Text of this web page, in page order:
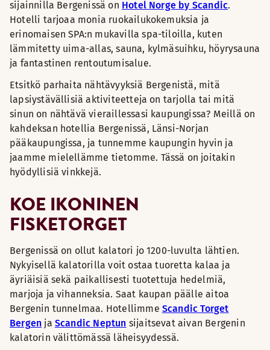
sijainnilla Bergenissä on Hotel Norge by Scandic.
Hotelli tarjoaa monia ruokailukokemuksia ja
erinomaisen SPA:n mukavilla spa-tiloilla, kuten
lämmitetty uima-allas, sauna, kylmäsuihku, höyrysauna
ja fantastinen rentoutumisalue.
Etsitkö parhaita nähtävyyksiä Bergenistä, mitä
lapsiystävällisiä aktiviteetteja on tarjolla tai mitä
sinun on nähtävä vieraillessasi kaupungissa? Meillä on
kahdeksan hotellia Bergenissä, Länsi-Norjan
pääkaupungissa, ja tunnemme kaupungin hyvin ja
jaamme mielellämme tietomme. Tässä on joitakin
hyödyllisiä vinkkejä.
KOE IKONINEN
FISKETORGET
Bergenissä on ollut kalatori jo 1200-luvulta lähtien.
Nykyisellä kalatorilla voit ostaa tuoretta kalaa ja
äyriäisiä sekä paikallisesti tuotettuja hedelmiä,
marjoja ja vihanneksia. Saat kaupan päälle aitoa
Bergenin tunnelmaa. Hotellimme Scandic Torget
Bergen ja Scandic Neptun sijaitsevat aivan Bergenin
kalatorin välittömässä läheisyydessä.